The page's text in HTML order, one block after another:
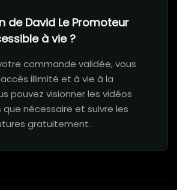
de David Le Promoteur
à vie ?
commande validée, vous
illimité et à vie à la
pouvez visionner les vidéos
nécessaire et suivre les
gratuitement.